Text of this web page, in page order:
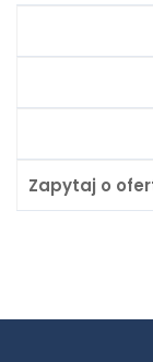
Zapytaj o